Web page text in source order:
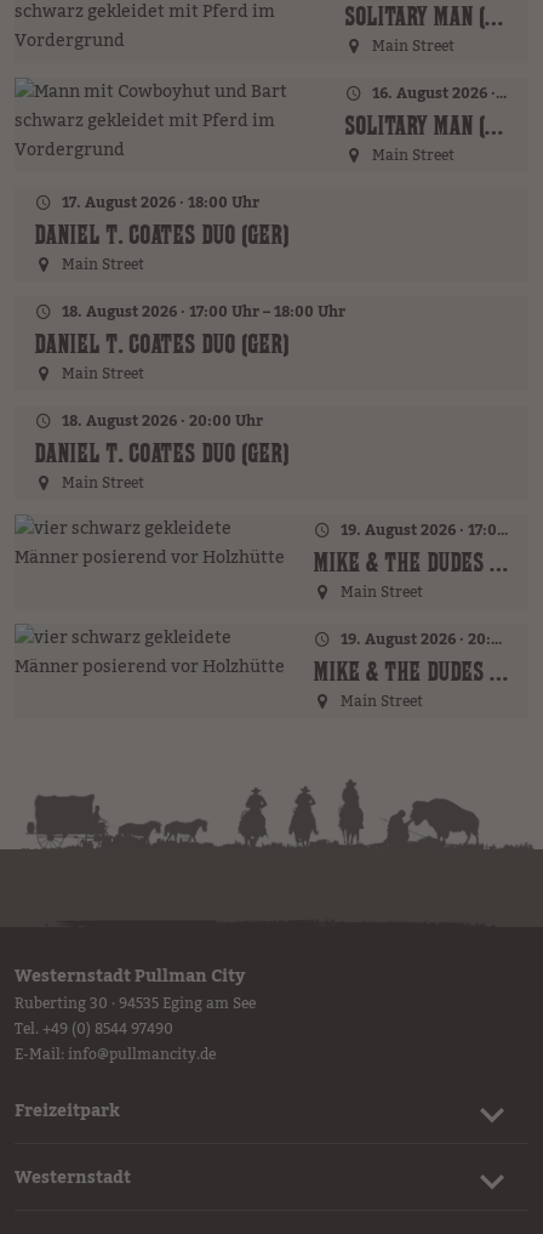
SOLITARY MAN (GER)
Main Street
16. August 2026 · 19:00 Uhr
SOLITARY MAN (GER)
Main Street
17. August 2026 · 18:00 Uhr
DANIEL T. COATES DUO (GER)
Main Street
18. August 2026 · 17:00 Uhr – 18:00 Uhr
DANIEL T. COATES DUO (GER)
Main Street
18. August 2026 · 20:00 Uhr
DANIEL T. COATES DUO (GER)
Main Street
19. August 2026 · 17:00 Uhr – 18:00 Uhr
MIKE & THE DUDES (GER)
Main Street
19. August 2026 · 20:00 Uhr
MIKE & THE DUDES (GER)
Main Street
Westernstadt Pullman City
Ruberting 30 · 94535 Eging am See
Tel. +49 (0) 8544 97490
E-Mail:info@pullmancity.de
Freizeitpark
Westernstadt